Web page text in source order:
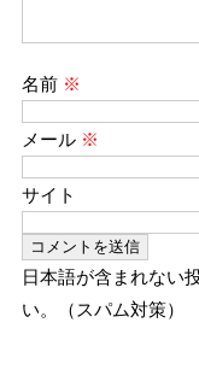
名前 ※
メール ※
サイト
日本語が含まれない
い。（スパム対策）